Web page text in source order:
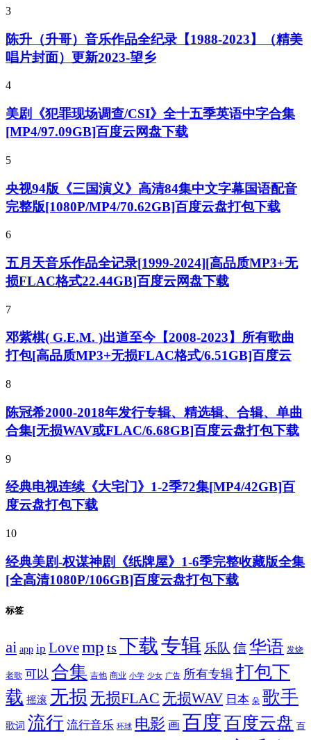
3
陈升（升哥）音乐作品全纪录【1988-2023】（精美
唱片封面）更新2023-望乡
4
美剧《犯罪现场调查/CSI》全十五季英语中字合集
[MP4/97.09GB]百度云网盘下载
5
央视94版《三国演义》高清84集中文字幕国语配音
完整版[1080P/MP4/70.62GB]百度云盘打包下载
6
五月天音乐作品全记录[1999-2024][高品质MP3+无
损FLAC格式22.44GB]百度云网盘下载
7
邓紫棋( G.E.M. )出道至今【2008-2023】所有歌曲
打包[高品质MP3+无损FLAC格式/6.51GB]百度云
8
陈冠希2000-2018年发行专辑、精选辑、合辑、单曲
合集[无损WAV或FLAC/6.68GB]百度云盘打包下载
9
经典电视连续《大宅门》1-2季72集[MP4/42GB]百
度云盘打包下载
10
经典美剧-权谋神剧《纸牌屋》1-6季完整收藏版全集
[全高清1080P/106GB]百度云盘打包下载
标签
ai app ip Lovemp ts 下载专辑 乐队 信华语 发烧
老歌 可以 合集 吉他 商业 小学 少女 广告 所有专辑 打包下
载 摇滚 无损 无损FLAC 无损WAV 日本 朵 歌手
歌词 流行 流行音乐 环球 电影 画 百度百度云盘 百